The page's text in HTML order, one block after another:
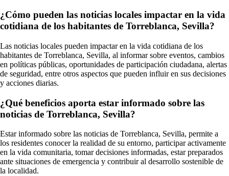
¿Cómo pueden las noticias locales impactar en la vida
cotidiana de los habitantes de Torreblanca, Sevilla?
Las noticias locales pueden impactar en la vida cotidiana de los
habitantes de Torreblanca, Sevilla, al informar sobre eventos, cambios
en políticas públicas, oportunidades de participación ciudadana, alertas
de seguridad, entre otros aspectos que pueden influir en sus decisiones
y acciones diarias.
¿Qué beneficios aporta estar informado sobre las
noticias de Torreblanca, Sevilla?
Estar informado sobre las noticias de Torreblanca, Sevilla, permite a
los residentes conocer la realidad de su entorno, participar activamente
en la vida comunitaria, tomar decisiones informadas, estar preparados
ante situaciones de emergencia y contribuir al desarrollo sostenible de
la localidad.